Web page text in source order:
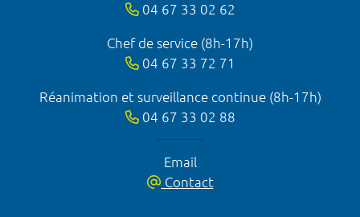
04 67 33 02 62
Chef de service (8h-17h)
04 67 33 72 71
Réanimation et surveillance continue (8h-17h)
04 67 33 02 88
Email
Contact